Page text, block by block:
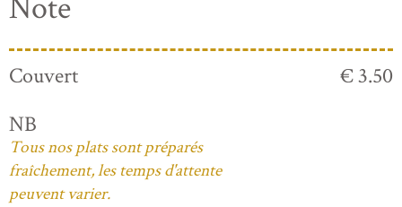
Note
Couvert
€ 3.50
NB
Tous nos plats sont préparés
fraîchement, les temps d'attente
peuvent varier.